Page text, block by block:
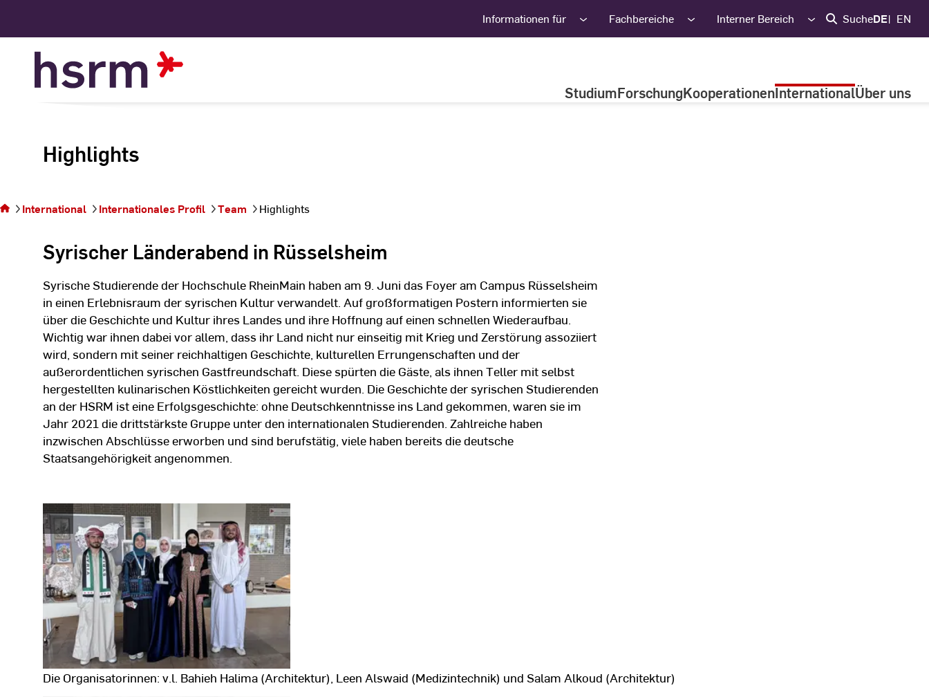
Informationen für Fachbereiche Interner Bereich SucheDE EN
StudiumForschungKooperationenInternationalÜber uns
Highlights
sich aufInternational Internationales Profil Team Highlights
Syrischer Länderabend in Rüsselsheim
Syrische Studierende der Hochschule RheinMain haben am 9. Juni das Foyer am Campus Rüsselsheim
in einen Erlebnisraum der syrischen Kultur verwandelt. Auf großformatigen Postern informierten sie
über die Geschichte und Kultur ihres Landes und ihre Hoffnung auf einen schnellen Wiederaufbau.
Wichtig war ihnen dabei vor allem, dass ihr Land nicht nur einseitig mit Krieg und Zerstörung assoziiert
wird, sondern mit seiner reichhaltigen Geschichte, kulturellen Errungenschaften und der
außerordentlichen syrischen Gastfreundschaft. Diese spürten die Gäste, als ihnen Teller mit selbst
hergestellten kulinarischen Köstlichkeiten gereicht wurden. Die Geschichte der syrischen Studierenden
an der HSRM ist eine Erfolgsgeschichte: ohne Deutschkenntnisse ins Land gekommen, waren sie im
Jahr 2021 die drittstärkste Gruppe unter den internationalen Studierenden. Zahlreiche haben
inzwischen Abschlüsse erworben und sind berufstätig, viele haben bereits die deutsche
Staatsangehörigkeit angenommen.
Die Organisatorinnen: v.l. Bahieh Halima (Architektur), Leen Alswaid (Medizintechnik) und Salam Alkoud (Architektur)